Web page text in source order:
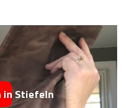
in Stiefeln